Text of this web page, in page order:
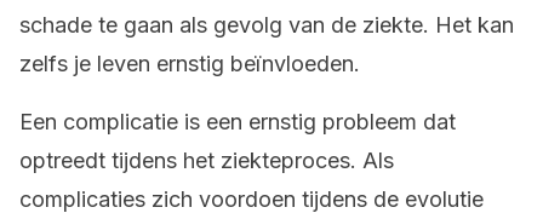
schade te gaan als gevolg van de ziekte. Het kan
zelfs je leven ernstig beïnvloeden.
Een complicatie is een ernstig probleem dat
optreedt tijdens het ziekteproces. Als
complicaties zich voordoen tijdens de evolutie